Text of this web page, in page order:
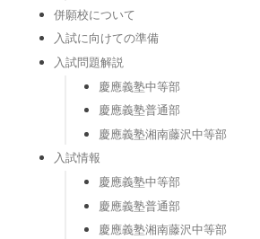
併願校について
入試に向けての準備
入試問題解説
慶應義塾中等部
慶應義塾普通部
慶應義塾湘南藤沢中等部
入試情報
慶應義塾中等部
慶應義塾普通部
慶應義塾湘南藤沢中等部